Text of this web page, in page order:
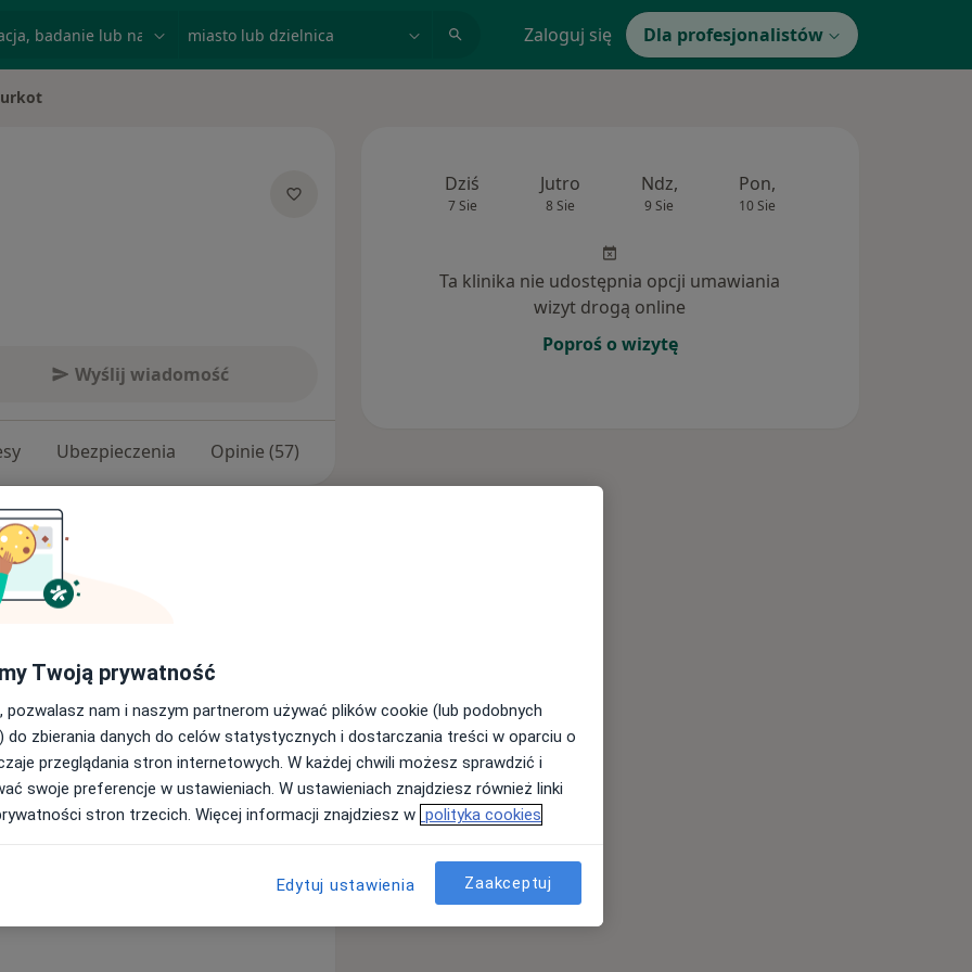
Zaloguj się Dla profesjonalistów
Wyślij wiadomość
Ubezpieczenia Opinie (57)
Lekarskim Akademii Medycznej w
wyróżnieniem.
W tym czasie
Szpitala Bonifratrów w Krakowie,
Kardiologii Szpitala im. Rydygiera w
Piotrowskiego. W tym okresie
i specjalizację z
się leczeniem pacjentów,
zabiegi wszczepiania „
w poradniach
Vadimed. Od 2010r.
Specjalistyczne.
Towarzystwa
of Card
serca
a11y_sr_more_diseases
Dziś
7 Sie
Jutro
8 Sie
Ndz,
9 Sie
Pon,
10 Sie
Ta klinika nie udostępnia opcji umawiania
wizyt drogą online
Poproś o wizytę
Twoją prywatność
pozwalasz nam i naszym partnerom używać plików cookie (lub podobnych
do zbierania danych do celów statystycznych i dostarczania treści w oparciu o
przeglądania stron internetowych. W każdej chwili możesz sprawdzić i
swoje preferencje w ustawieniach. W ustawieniach znajdziesz również linki
stron trzecich. Więcej informacji znajdziesz w polityka cookies
Edytuj ustawienia Zaakceptuj